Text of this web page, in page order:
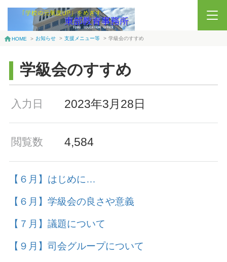
HOME > お知らせ > 支援メニュー等 > 学級会のすすめ
学級会のすすめ
入力日 2023年3月28日
閲覧数 4,584
【６月】はじめに…
【６月】学級会の良さや意義
【７月】議題について
【９月】司会グループについて